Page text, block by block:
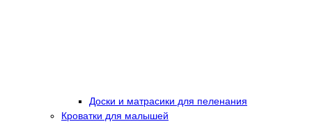
Доски и матрасики для пеленания
Кроватки для малышей